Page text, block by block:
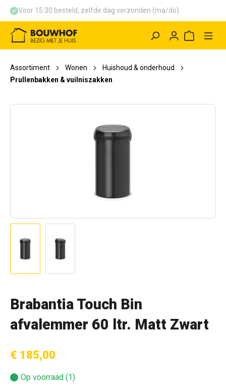
Voor 15:30 besteld, zelfde dag verzonden (ma/do)
Assortiment Wonen
Huishoud & onderhoud
Prullenbakken & vuilniszakken
Brabantia Touch Bin
afvalemmer 60 ltr. Matt Zwart
€ 185,00
Op voorraad (1)